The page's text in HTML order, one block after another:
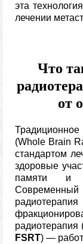
эта
лечении
Что
от
(Whole Brain
стандартом
здоровые
памяти и
радиотерапия
FSRT) —